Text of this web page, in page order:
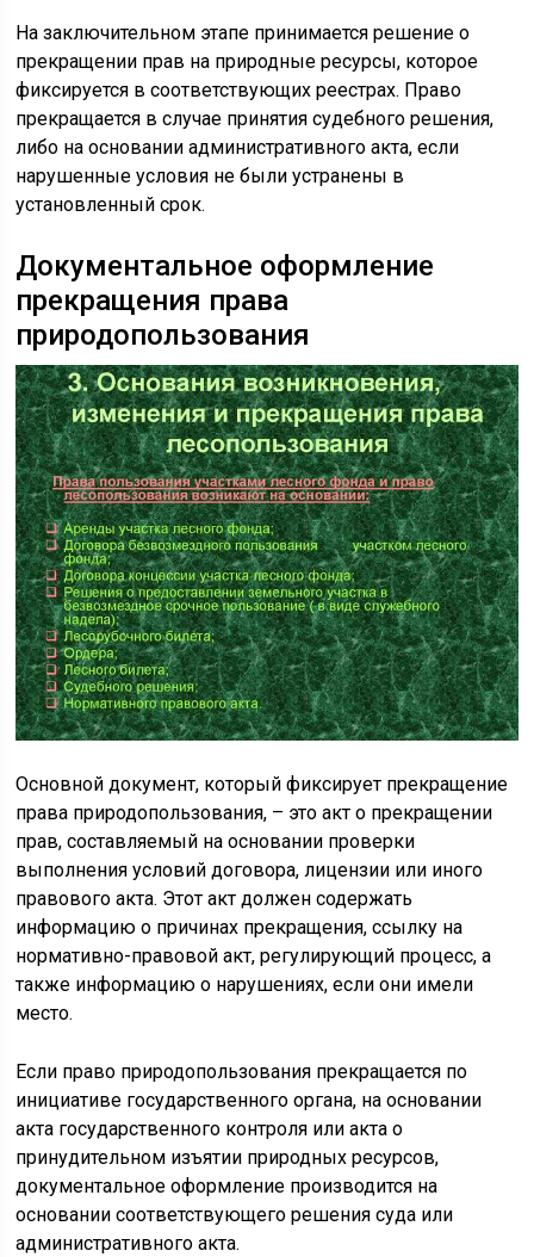
На заключительном этапе принимается решение о
прекращении прав на природные ресурсы, которое
фиксируется в соответствующих реестрах. Право
прекращается в случае принятия судебного решения,
либо на основании административного акта, если
нарушенные условия не были устранены в
установленный срок.
Документальное оформление
прекращения права
природопользования
Основной документ, который фиксирует прекращение
права природопользования, – это акт о прекращении
прав, составляемый на основании проверки
выполнения условий договора, лицензии или иного
правового акта. Этот акт должен содержать
информацию о причинах прекращения, ссылку на
нормативно-правовой акт, регулирующий процесс, а
также информацию о нарушениях, если они имели
место.
Если право природопользования прекращается по
инициативе государственного органа, на основании
акта государственного контроля или акта о
принудительном изъятии природных ресурсов,
документальное оформление производится на
основании соответствующего решения суда или
административного акта.